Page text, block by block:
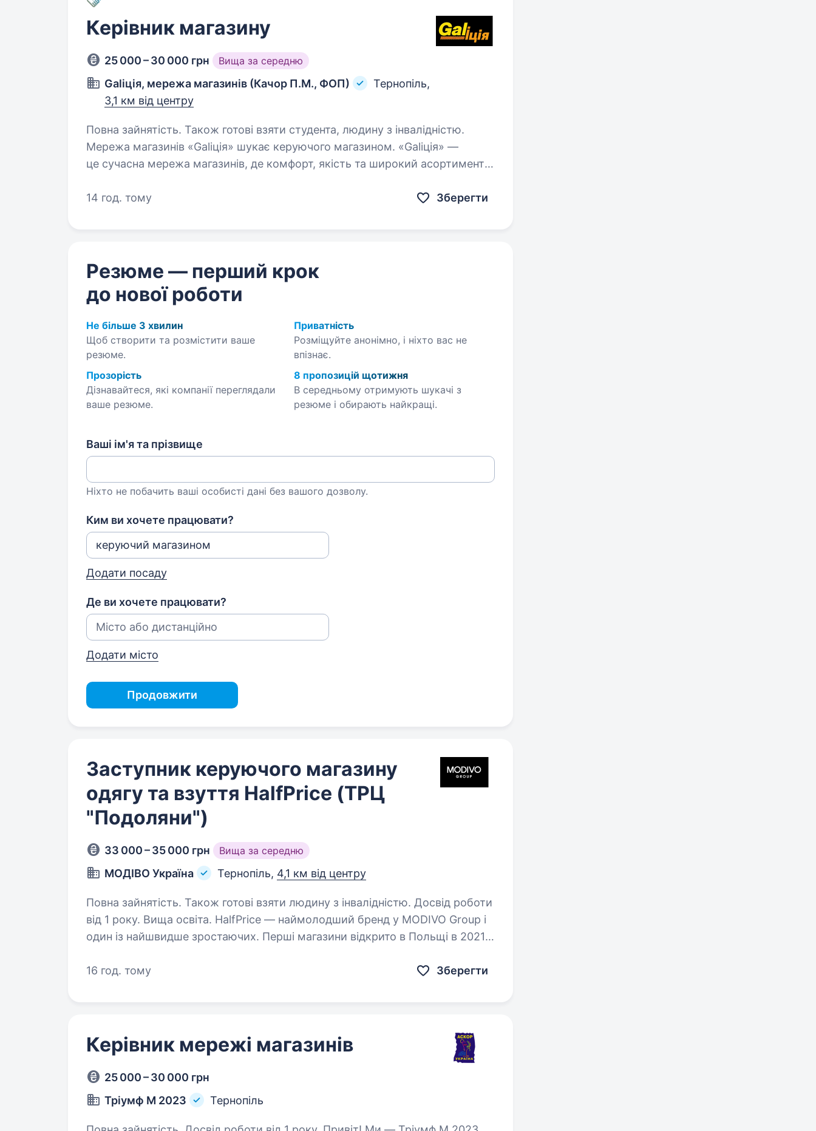
Керівник магазину
25 000 – 30 000 грн Вища за середню
Galіція, мережа магазинів (Качор П.М., ФОП)
Тернопіль,
3,1 км від центру
Повна зайнятість. Також готові взяти студента, людину з інвалідністю.
Мережа магазинів «Galiція» шукає керуючого магазином. «Galiція» —
це сучасна мережа магазинів, де комфорт, якість та широкий асортимент
можуть…
14 год. тому Зберегти
Резюме — перший крок
до нової роботи
Не більше 3 хвилин
Щоб створити та розмістити ваше
резюме.
Приватність
Розміщуйте анонімно, і ніхто вас не
впізнає.
Прозорість
Дізнавайтеся, які компанії переглядали
ваше резюме.
8 пропозицій щотижня
В середньому отримують шукачі з
резюме і обирають найкращі.
Ваші ім'я та прізвище
Ніхто не побачить ваші особисті дані без вашого дозволу.
Ким ви хочете працювати?
Додати посаду
Де ви хочете працювати?
Додати місто
Продовжити
Заступник керуючого магазину
одягу та взуття HalfPrice (ТРЦ
"Подоляни")
33 000 – 35 000 грн Вища за середню
МОДІВО Україна Тернопіль, 4,1 км від центру
Повна зайнятість. Також готові взяти людину з інвалідністю. Досвід роботи
від 1 року. Вища освіта. HalfPrice — наймолодший бренд у MODIVO Group і
один із найшвидше зростаючих. Перші магазини відкрито в Польщі в 2021
понад 190 магазинами…
16 год. тому Зберегти
Керівник мережі магазинів
25 000 – 30 000 грн
Тріумф М 2023
Тернопіль